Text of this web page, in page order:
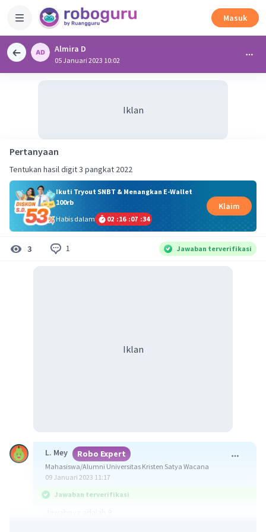
Masuk
Almira D
05 Januari 2023 10:02
Iklan
Pertanyaan
Tentukan hasil digit 3 pangkat 2022
Ikuti Tryout SNBT & Menangkan E-Wallet
100rb
Habis dalam
02 :16 :07 :34
Klaim
3 1 Jawaban terverifikasi
Iklan
L. Mey Robo Expert
Mahasiswa/Alumni Universitas Kristen Satya Wacana
09 Januari 2023 11:17
Jawaban terverifikasi